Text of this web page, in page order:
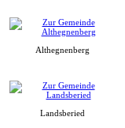
Althegnenberg
Landsberied